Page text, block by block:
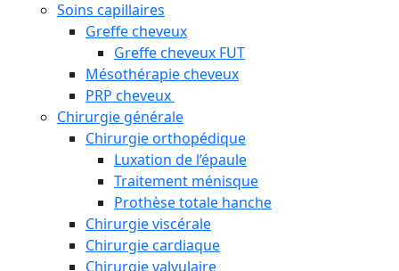
Soins capillaires
Greffe cheveux
Greffe cheveux FUT
Mésothérapie cheveux
PRP cheveux
Chirurgie générale
Chirurgie orthopédique
Luxation de l’épaule
Traitement ménisque
Prothèse totale hanche
Chirurgie viscérale
Chirurgie cardiaque
Chirurgie valvulaire